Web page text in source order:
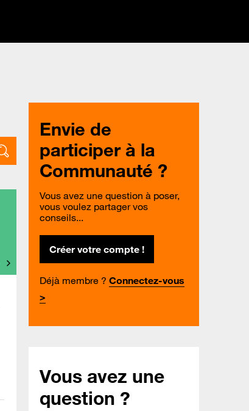
Envie de
participer à la
Communauté ?
Vous avez une question à poser,
vous voulez partager vos
conseils...
Créer votre compte !
Déjà membre ? Connectez-vous
>
Vous avez une
question ?